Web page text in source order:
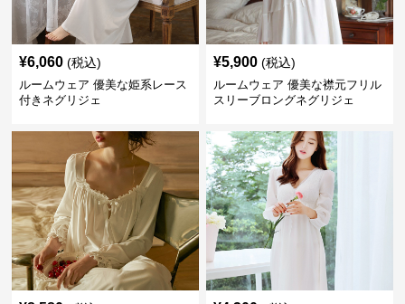
¥6,060 (税込)
ルームウェア 優美な姫系レース
付きネグリジェ
¥5,900 (税込)
ルームウェア 優美な襟元フリル
スリーブロングネグリジェ